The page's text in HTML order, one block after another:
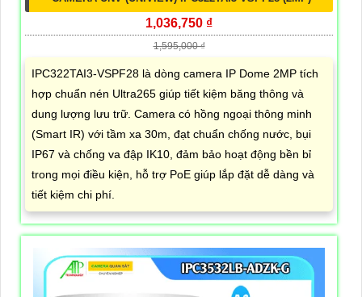
1,036,750 ₫
1,595,000 ₫
IPC322TAI3-VSPF28 là dòng camera IP Dome 2MP tích
hợp chuẩn nén Ultra265 giúp tiết kiệm băng thông và
dung lượng lưu trữ. Camera có hồng ngoại thông minh
(Smart IR) với tầm xa 30m, đạt chuẩn chống nước, bụi
IP67 và chống va đập IK10, đảm bảo hoạt động bền bỉ
trong mọi điều kiện, hỗ trợ PoE giúp lắp đặt dễ dàng và
tiết kiệm chi phí.